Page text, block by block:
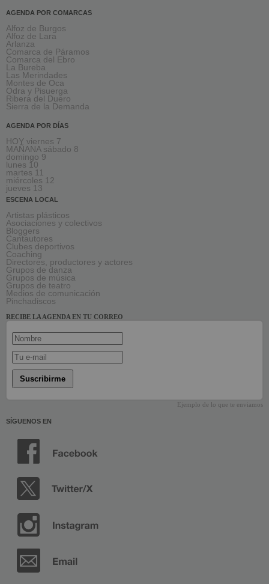
AGENDA POR COMARCAS
Alfoz de Burgos
Alfoz de Lara
Arlanza
Comarca de Páramos
Comarca del Ebro
La Bureba
Las Merindades
Montes de Oca
Odra y Pisuerga
Ribera del Duero
Sierra de la Demanda
AGENDA POR DÍAS
HOY viernes 7
MAÑANA sábado 8
domingo 9
lunes 10
martes 11
miércoles 12
jueves 13
ESCENA LOCAL
Artistas plásticos
Asociaciones y colectivos
Bloggers
Cantautores
Clubes deportivos
Coaching
Directores, productores y actores
Grupos de danza
Grupos de música
Grupos de teatro
Medios de comunicación
Pinchadiscos
RECIBE LA AGENDA EN TU CORREO
Suscribirme
Ejemplo de lo que te enviamos
SÍGUENOS EN